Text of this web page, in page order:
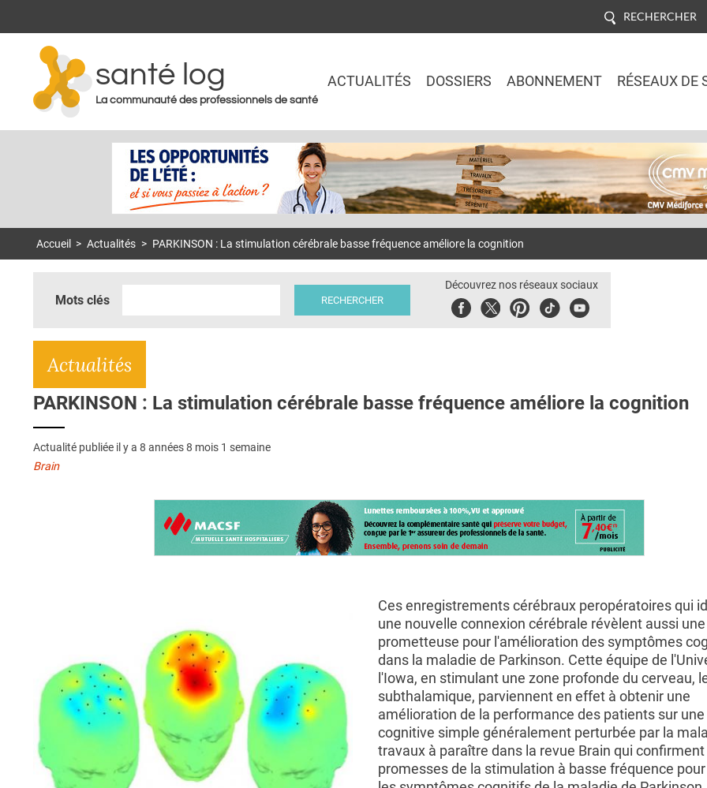
RECHERCHER
santé log
La communauté des professionnels de santé
ACTUALITÉS DOSSIERS ABONNEMENT RÉSEAUX DE
Accueil > Actualités > PARKINSON : La stimulation cérébrale basse fréquence améliore la cognition
Mots clés
Découvrez nos réseaux sociaux
FacebookTwitterPinterest
TiktokYoubute
Actualités
PARKINSON : La stimulation cérébrale basse fréquence améliore la cognition
Actualité publiée il y a 8 années 8 mois 1 semaine
Brain
Ces enregistrements cérébraux peropératoires qui
une nouvelle connexion cérébrale révèlent aussi
prometteuse pour l'amélioration des symptômes
dans la maladie de Parkinson. Cette équipe de
l'Iowa, en stimulant une zone profonde du cerveau,
subthalamique, parviennent en effet à obtenir une
amélioration de la performance des patients sur
cognitive simple généralement perturbée par la
travaux à paraître dans la revue Brain qui
promesses de la stimulation à basse fréquence